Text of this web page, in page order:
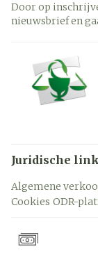
Door op
nieuwsbrief en
Juridische
Algemene
Cookies ODR-